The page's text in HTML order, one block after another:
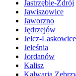
Jastrzębie-Zdrój
Jawiszowice
Jaworzno
Jędrzejów
Jelcz-Laskowice
Jeleśnia
Jordanów
Kalisz
Kalwaria